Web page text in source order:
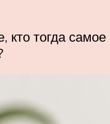
кто тогда самое